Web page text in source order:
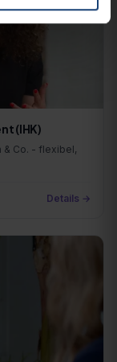
(IHK)
& Co. - flexibel,
Details →